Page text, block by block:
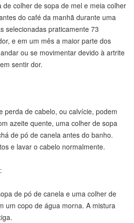
colher de sopa de mel e meia colher
do café da manhã durante uma
selecionadas praticamente 73
e em um mês a maior parte dos
ou se movimentar devido à artrite
sentir dor.
perda de cabelo, ou calvície, podem
azeite quente, uma colher de sopa
de pó de canela antes do banho.
e lavar o cabelo normalmente.
de pó de canela e uma colher de
um copo de água morna. A mistura